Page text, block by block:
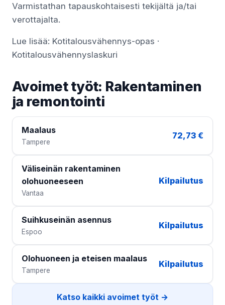
Varmistathan tapauskohtaisesti tekijältä ja/tai
verottajalta.
Lue lisää: Kotitalousvähennys-opas ·
Kotitalousvähennyslaskuri
Avoimet työt: Rakentaminen
ja remontointi
Maalaus
Tampere
72,73 €
Väliseinän rakentaminen
olohuoneeseen
Vantaa
Kilpailutus
Suihkuseinän asennus
Espoo
Kilpailutus
Olohuoneen ja eteisen maalaus
Tampere
Kilpailutus
Katso kaikki avoimet työt →